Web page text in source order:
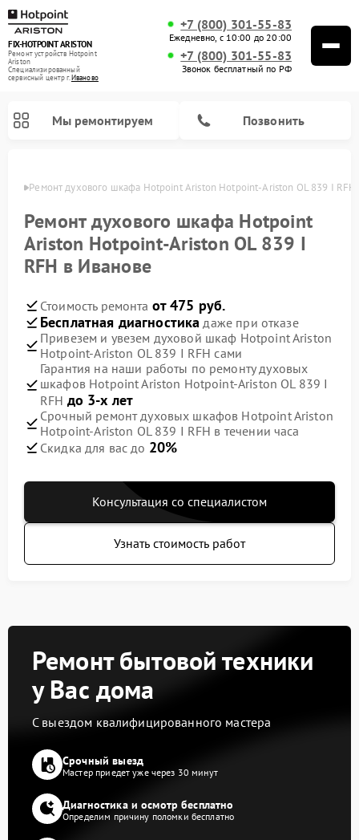
FIX-HOTPOINT ARISTON
Ремонт устройств Hotpoint
Ariston
Специализированный
cервисный центр г.Иваново
+7 (800) 301-55-83
Ежедневно, с 10:00 до 20:00
+7 (800) 301-55-83
Звонок бесплатный по РФ
Мы ремонтируем Позвонить
Ремонт духового шкафа Hotpoint Ariston Hotpoint-Ariston OL 839 I RFH
Ремонт духового шкафа Hotpoint
Ariston Hotpoint-Ariston OL 839 I
RFH в Иванове
Стоимость ремонта от 475 руб.
Бесплатная диагностика даже при отказе
Привезем и увезем духовой шкаф Hotpoint Ariston
Hotpoint-Ariston OL 839 I RFH сами
Гарантия на наши работы по ремонту духовых
шкафов Hotpoint Ariston Hotpoint-Ariston OL 839 I
RFH до 3-х лет
Срочный ремонт духовых шкафов Hotpoint Ariston
Hotpoint-Ariston OL 839 I RFH в течении часа
Скидка для вас до 20%
Консультация со специалистом
Узнать стоимость работ
Ремонт бытовой техники
у Вас дома
С выездом квалифицированного мастера
Срочный выезд
Мастер приедет уже через 30 минут
Диагностика и осмотр бесплатно
Определим причину поломки бесплатно